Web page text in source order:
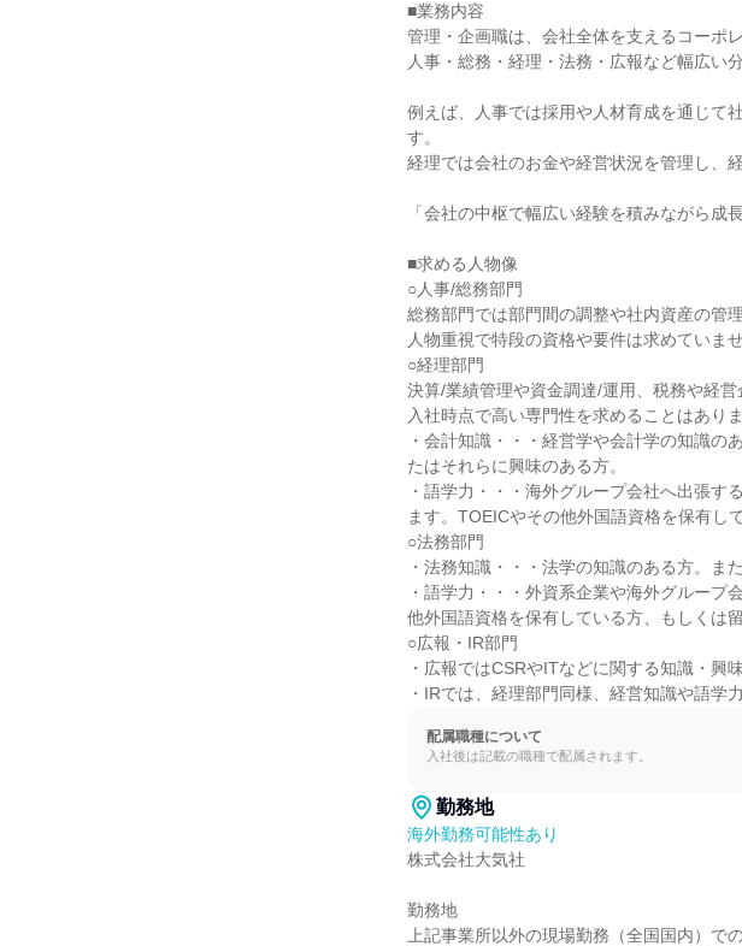
■業務内容
管理・企画職は、会社全体を支えるコーポ
人事・総務・経理・法務・広報など幅広い
例えば、人事では採用や人材育成を通じて
す。
経理では会社のお金や経営状況を管理し、
「会社の中枢で幅広い経験を積みながら成
■求める人物像
○人事/総務部門
総務部門では部門間の調整や社内資産の管
人物重視で特段の資格や要件は求めていませ
○経理部門
決算/業績管理や資金調達/運用、税務や経営
入社時点で高い専門性を求めることはあり
・会計知識・・・経営学や会計学の知識の
たはそれらに興味のある方。
・語学力・・・海外グループ会社へ出張す
ます。TOEICやその他外国語資格を保有し
○法務部門
・法務知識・・・法学の知識のある方。ま
・語学力・・・外資系企業や海外グルー
他外国語資格を保有している方、もしくは
○広報・IR部門
・広報ではCSRやITなどに関する知識・興
・IRでは、経理部門同様、経営知識や語学
配属職種について
入社後は記載の職種で配属されます。
勤務地
海外勤務可能性あり
株式会社大気社
勤務地
上記事業所以外の現場勤務（全国国内）で